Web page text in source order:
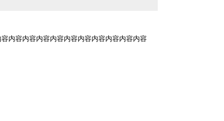
内容内容内容内容内容内容内容内容内容内容